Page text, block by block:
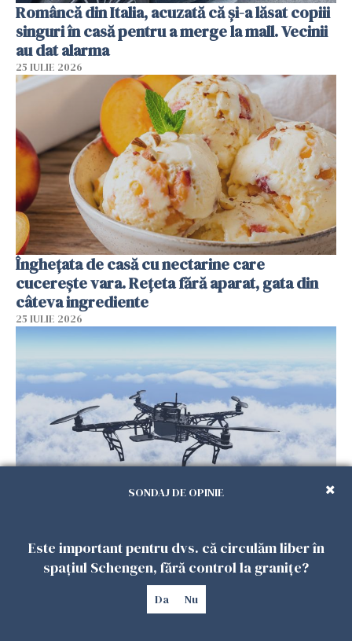
Româncă din Italia, acuzată că și-a lăsat copiii
singuri în casă pentru a merge la mall. Vecinii
au dat alarma
25 IULIE 2026
Înghețata de casă cu nectarine care
cucerește vara. Rețeta fără aparat, gata din
câteva ingrediente
25 IULIE 2026
aerian al României
25 IULIE 2026
SONDAJ DE OPINIE
Este important pentru dvs. că circulăm liber în
spațiul Schengen, fără control la granițe?
Da Nu